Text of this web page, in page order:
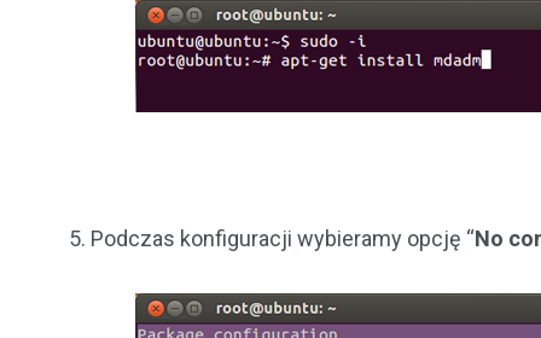
5. Podczas konfiguracji wybieramy opcję “No